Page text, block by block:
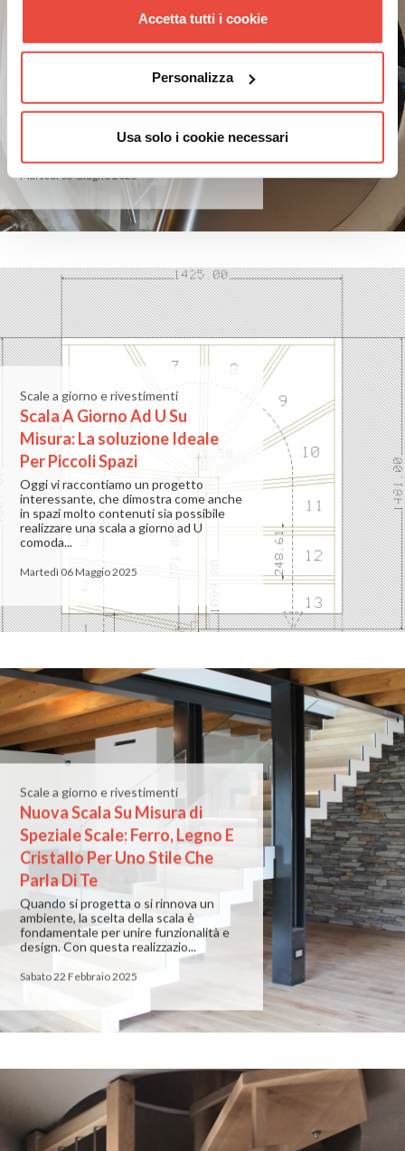
Accetta tutti i cookie
Personalizza
Usa solo i cookie necessari
Sostituzione Di Scala A
Comodità Con Una Scala a
Sostituzione di una Scala a Chiocciola a
Pianta Tonda: più spazio e comodità
senza opere murarie Un esempio
concreto di come migliorare funzional...
Martedì 03 Giugno 2025
Scale a giorno e rivestimenti
Scala A Giorno Ad U Su
Misura: La soluzione Ideale
Per Piccoli Spazi
Oggi vi raccontiamo un progetto
interessante, che dimostra come anche
in spazi molto contenuti sia possibile
realizzare una scala a giorno ad U
comoda...
Martedì 06 Maggio 2025
Scale a giorno e rivestimenti
Nuova Scala Su Misura di
Speziale Scale: Ferro, Legno E
Cristallo Per Uno Stile Che
Parla Di Te
Quando si progetta o si rinnova un
ambiente, la scelta della scala è
fondamentale per unire funzionalità e
design. Con questa realizzazio...
Sabato 22 Febbraio 2025